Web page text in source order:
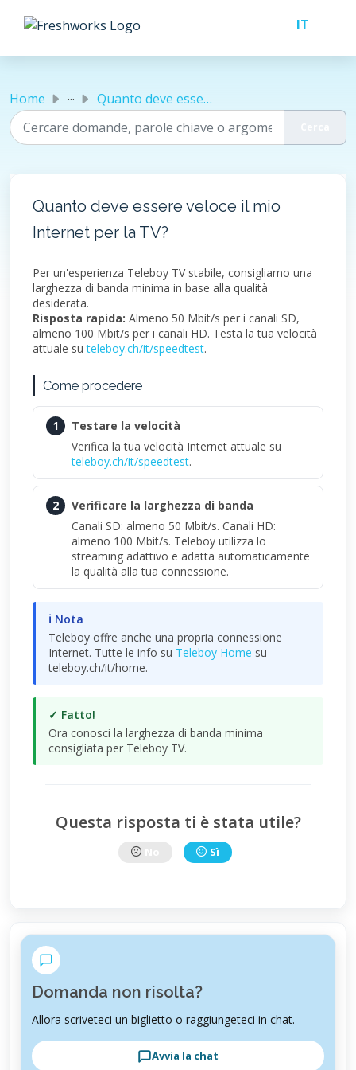
Home ... Quanto deve essere veloce il mio Internet per la TV?
Quanto deve essere veloce il mio
Internet per la TV?
Per un'esperienza Teleboy TV stabile, consigliamo una
larghezza di banda minima in base alla qualità
desiderata.
Risposta rapida: Almeno 50 Mbit/s per i canali SD,
almeno 100 Mbit/s per i canali HD. Testa la tua velocità
attuale suteleboy.ch/it/speedtest.
Come procedere
1
Testare la velocità
Verifica la tua velocità Internet attuale su
teleboy.ch/it/speedtest.
2
Verificare la larghezza di banda
Canali SD: almeno 50 Mbit/s. Canali HD:
almeno 100 Mbit/s. Teleboy utilizza lo
streaming adattivo e adatta automaticamente
la qualità alla tua connessione.
ℹ Nota
Teleboy offre anche una propria connessione
Internet. Tutte le info su Teleboy Home su
teleboy.ch/it/home.
✓ Fatto!
Ora conosci la larghezza di banda minima
consigliata per Teleboy TV.
Questa risposta ti è stata utile?
Sì
Domanda non risolta?
Allora scriveteci un biglietto o raggiungeteci in chat.
Avvia la chat